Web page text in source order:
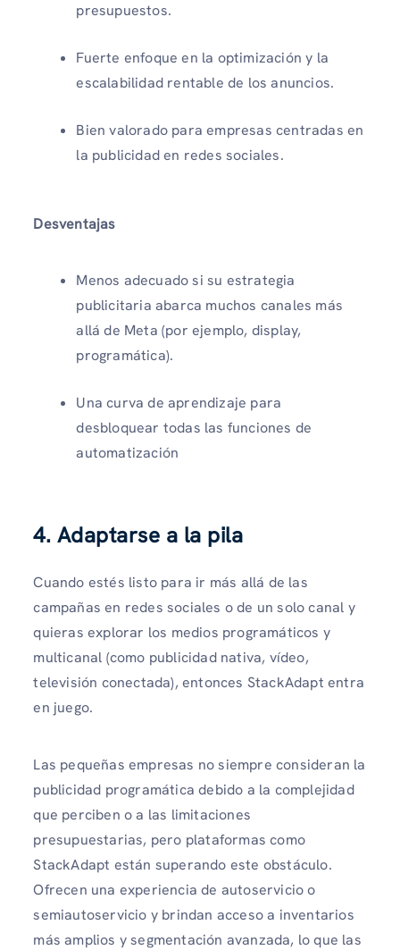
presupuestos.
Fuerte enfoque en la optimización y la
escalabilidad rentable de los anuncios.
Bien valorado para empresas centradas en
la publicidad en redes sociales.
Desventajas
Menos adecuado si su estrategia
publicitaria abarca muchos canales más
allá de Meta (por ejemplo, display,
programática).
Una curva de aprendizaje para
desbloquear todas las funciones de
automatización
4. Adaptarse a la pila
Cuando estés listo para ir más allá de las
campañas en redes sociales o de un solo canal y
quieras explorar los medios programáticos y
multicanal (como publicidad nativa, vídeo,
televisión conectada), entonces StackAdapt entra
en juego.
Las pequeñas empresas no siempre consideran la
publicidad programática debido a la complejidad
que perciben o a las limitaciones
presupuestarias, pero plataformas como
StackAdapt están superando este obstáculo.
Ofrecen una experiencia de autoservicio o
semiautoservicio y brindan acceso a inventarios
más amplios y segmentación avanzada, lo que las